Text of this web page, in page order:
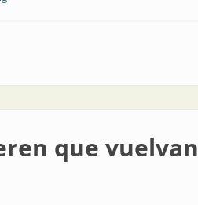
que vuelvan